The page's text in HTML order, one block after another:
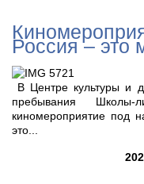
Россия – это
В Центре культуры и
пребывания
киномероприятие под
это...